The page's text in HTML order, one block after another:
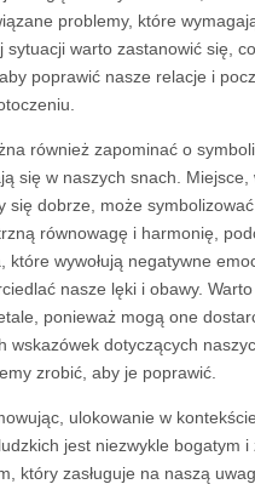
problemy, które
sytuacji warto zastanowić się,
poprawić nasze relacje i
również zapominać o
się w naszych snach. Miejsce,
się dobrze, może
równowagę i harmonię,
które wywołują negatywne
nasze lęki i obawy.
ponieważ mogą one
wskazówek dotyczących
zrobić, aby je poprawić.
ulokowanie w
jest niezwykle bogatym i
który zasługuje na naszą